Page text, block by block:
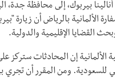
أنالينا بيربوك، إلى محافظة
الألمانية بالرياض أن زيارة
القضايا الإقليمية والدولية.
إن المحادثات ستركز
للسعودية. ومن المقرر أن